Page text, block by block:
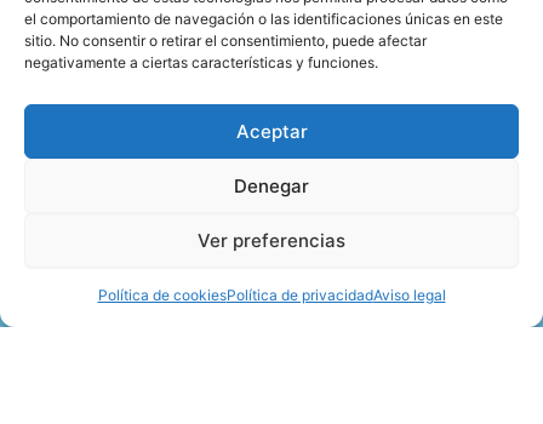
el comportamiento de navegación o las identificaciones únicas en este
sitio. No consentir o retirar el consentimiento, puede afectar
negativamente a ciertas características y funciones.
Aceptar
Denegar
Ver preferencias
Política de cookiesPolítica de privacidadAviso legal
Podología
infantil
cookies
Si quieres conocernos
más, no dudes en visitar
F
c
e
b
I
a